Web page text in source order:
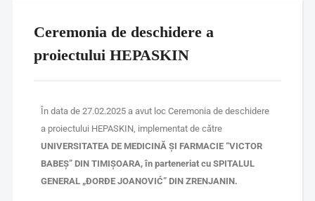
Ceremonia de deschidere a
proiectului HEPASKIN
În data de 27.02.2025 a avut loc Ceremonia de deschidere
a proiectului HEPASKIN, implementat de către
UNIVERSITATEA DE MEDICINĂ ȘI FARMACIE “VICTOR
BABEȘ” DIN TIMIȘOARA, în parteneriat cu SPITALUL
GENERAL „ĐORĐE JOANOVIĆ” DIN ZRENJANIN.